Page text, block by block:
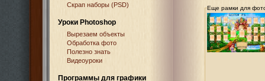
Скрап наборы (PSD)
Уроки Photoshop
Вырезаем объекты
Обработка фото
Полезно знать
Видеоуроки
Программы для графики
Еще рамки для